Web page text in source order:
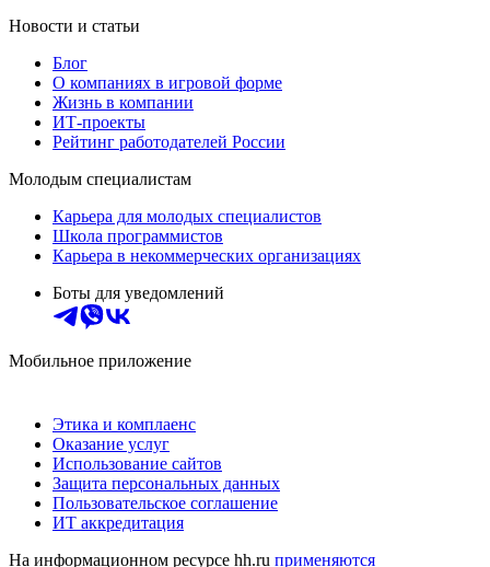
Новости и статьи
Блог
О компаниях в игровой форме
Жизнь в компании
ИТ-проекты
Рейтинг работодателей России
Молодым специалистам
Карьера для молодых специалистов
Школа программистов
Карьера в некоммерческих организациях
Боты для уведомлений
Мобильное приложение
Этика и комплаенс
Оказание услуг
Использование сайтов
Защита персональных данных
Пользовательское соглашение
ИТ аккредитация
На информационном ресурсе hh.ru применяются